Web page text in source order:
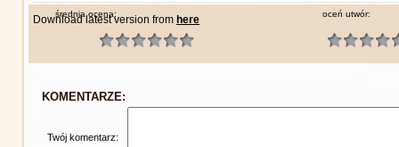
Download latest version from here
średnia ocena: oceń utwór:
KOMENTARZE:
Twój komentarz: